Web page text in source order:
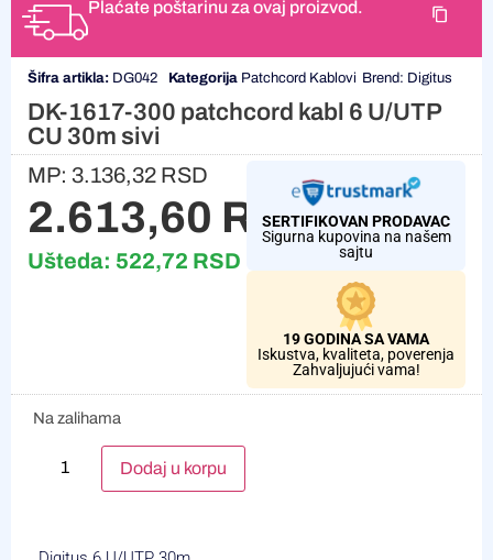
Plaćate poštarinu za ovaj proizvod.
Šifra artikla: DG042 Kategorija Patchcord Kablovi Brend: Digitus
DK-1617-300 patchcord kabl 6 U/UTP
CU 30m sivi
MP: 3.136,32 RSD
2.613,60 RSD
Ušteda: 522,72 RSD
SERTIFIKOVAN PRODAVAC
Sigurna kupovina na našem
sajtu
19 GODINA SA VAMA
Iskustva, kvaliteta, poverenja
Zahvaljujući vama!
Na zalihama
Dodaj u korpu